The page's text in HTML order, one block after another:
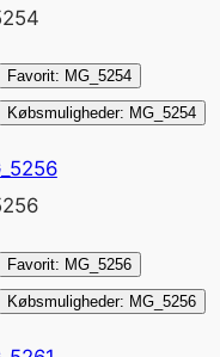
Favorit: MG_5254
Købsmuligheder: MG_5254
Favorit: MG_5256
Købsmuligheder: MG_5256